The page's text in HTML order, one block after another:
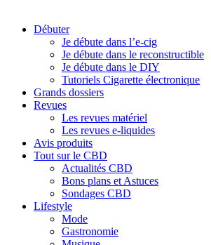
Débuter
Je débute dans l’e-cig
Je débute dans le reconstructible
Je débute dans le DIY
Tutoriels Cigarette électronique
Grands dossiers
Revues
Les revues matériel
Les revues e-liquides
Avis produits
Tout sur le CBD
Actualités CBD
Bons plans et Astuces
Sondages CBD
Lifestyle
Mode
Gastronomie